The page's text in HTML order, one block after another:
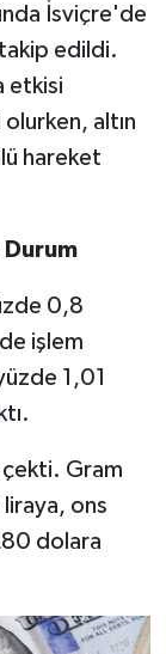
İsviçre'de
edildi.
etkisi
olurken, altın
hareket
Durum
0,8
işlem
1,01
çekti. Gram
ons
dolara